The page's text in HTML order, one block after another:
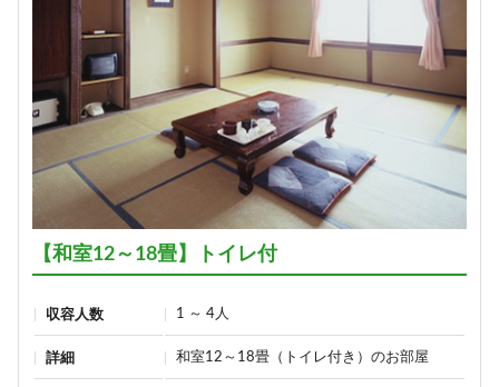
【和室12～18畳】トイレ付
収容人数 1 ～ 4人
詳細 和室12～18畳（トイレ付き）のお部屋